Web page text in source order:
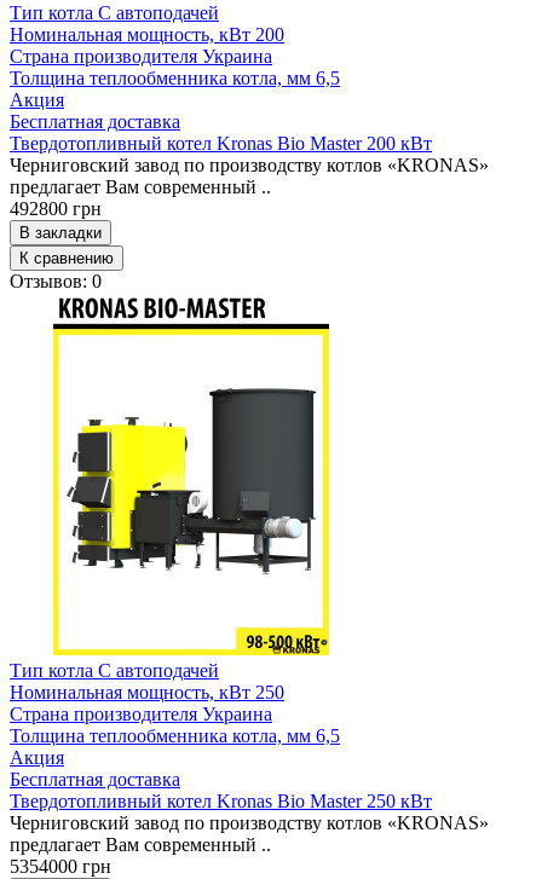
Тип котла С автоподачей
Номинальная мощность, кВт 200
Страна производителя Украина
Толщина теплообменника котла, мм 6,5
Акция
Бесплатная доставка
Твердотопливный котел Kronas Bio Master 200 кВт
Черниговский завод по производству котлов «KRONAS»
предлагает Вам современный ..
492800 грн
В закладки
К сравнению
Отзывов: 0
Тип котла С автоподачей
Номинальная мощность, кВт 250
Страна производителя Украина
Толщина теплообменника котла, мм 6,5
Акция
Бесплатная доставка
Твердотопливный котел Kronas Bio Master 250 кВт
Черниговский завод по производству котлов «KRONAS»
предлагает Вам современный ..
5354000 грн